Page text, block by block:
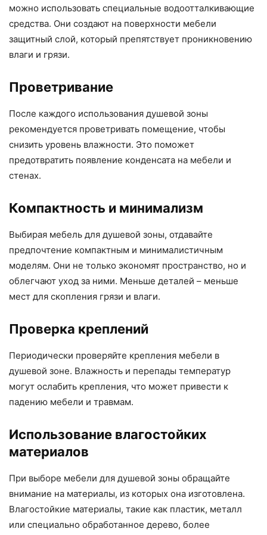
можно использовать специальные водоотталкивающие
средства. Они создают на поверхности мебели
защитный слой, который препятствует проникновению
влаги и грязи.
Проветривание
После каждого использования душевой зоны
рекомендуется проветривать помещение, чтобы
снизить уровень влажности. Это поможет
предотвратить появление конденсата на мебели и
стенах.
Компактность и минимализм
Выбирая мебель для душевой зоны, отдавайте
предпочтение компактным и минималистичным
моделям. Они не только экономят пространство, но и
облегчают уход за ними. Меньше деталей – меньше
мест для скопления грязи и влаги.
Проверка креплений
Периодически проверяйте крепления мебели в
душевой зоне. Влажность и перепады температур
могут ослабить крепления, что может привести к
падению мебели и травмам.
Использование влагостойких
материалов
При выборе мебели для душевой зоны обращайте
внимание на материалы, из которых она изготовлена.
Влагостойкие материалы, такие как пластик, металл
или специально обработанное дерево, более